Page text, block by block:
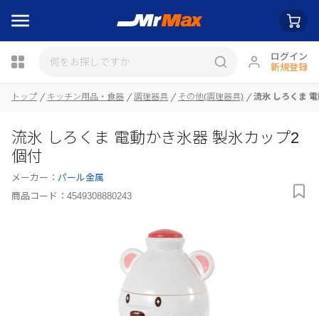
ログイン
新規登録
トップ キッチン用品・食器 調理器具 その他(調理器具) 流氷 しろくま
流氷 しろくま 電動かき氷器 製氷カップ2
個付
メーカー： パール金属
商品コード： 4549308880243